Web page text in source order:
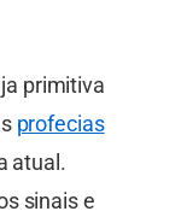
primitiva
profecias
atual.
sinais e